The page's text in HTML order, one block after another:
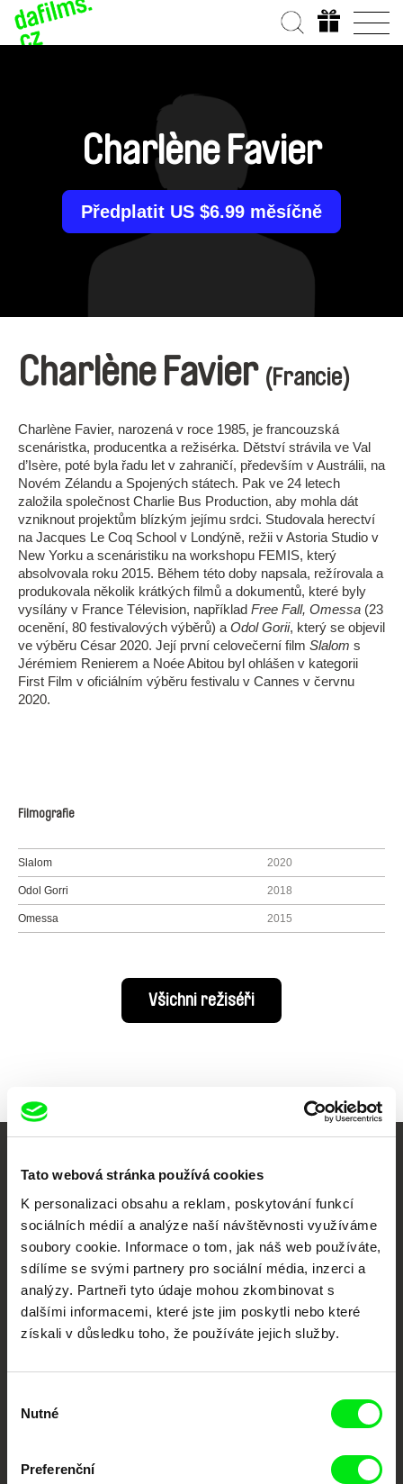
Tato webová stránka používá cookies
K personalizaci obsahu a reklam, poskytování funkcí
sociálních médií a analýze naší návštěvnosti využíváme
soubory cookie. Informace o tom, jak náš web používáte,
sdílíme se svými partnery pro sociální média, inzerci a
analýzy. Partneři tyto údaje mohou zkombinovat s
dalšími informacemi, které jste jim poskytli nebo které
získali v důsledku toho, že používáte jejich služby.
souhlasu
Nutné
Preferenční
Charlène Favier
Předplatit US $6.99 měsíčně
Charlène Favier (Francie)
Charlène Favier, narozená v roce 1985, je francouzská
scenáristka, producentka a režisérka. Dětství strávila ve Val
d’Isère, poté byla řadu let v zahraničí, především v Austrálii, na
Novém Zélandu a Spojených státech. Pak ve 24 letech
založila společnost Charlie Bus Production, aby mohla dát
vzniknout projektům blízkým jejímu srdci. Studovala herectví
na Jacques Le Coq School v Londýně, režii v Astoria Studio v
New Yorku a scenáristiku na workshopu FEMIS, který
absolvovala roku 2015. Během této doby napsala, režírovala a
produkovala několik krátkých filmů a dokumentů, které byly
vysílány v France Télevision, například Free Fall, Omessa (23
ocenění, 80 festivalových výběrů) a Odol Gorii, který se objevil
ve výběru César 2020. Její první celovečerní film Slalom s
Jérémiem Renierem a Noée Abitou byl ohlášen v kategorii
First Film v oficiálním výběru festivalu v Cannes v červnu
2020.
Filmografie
Slalom 2020
Odol Gorri 2018
Omessa 2015
Všichni režiséři
Vaše online
dokumentární kino
Nové festivalové filmy
každý týden
Portál DAFilms.cz je výsledkem tvůrčí spolupráce 7 klíčových evropských
festivalů dokumentárního filmu sdružených do Doc Alliance. Naším cílem je